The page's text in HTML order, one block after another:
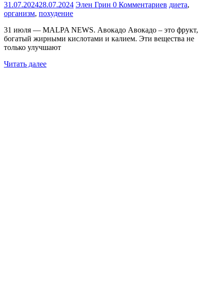
31.07.202428.07.2024 Элен Грин 0 Комментариев диета,
организм, похудение
31 июля — MALPA NEWS. Авокадо Авокадо – это фрукт,
богатый жирными кислотами и калием. Эти вещества не
только улучшают
Читать далее